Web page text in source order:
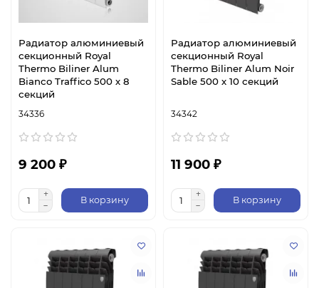
Радиатор алюминиевый
секционный Royal
Thermo Biliner Alum
Bianco Traffico 500 х 8
секций
34336
9 200 ₽
В корзину
Радиатор алюминиевый
секционный Royal
Thermo Biliner Alum Noir
Sable 500 х 10 секций
34342
11 900 ₽
В корзину